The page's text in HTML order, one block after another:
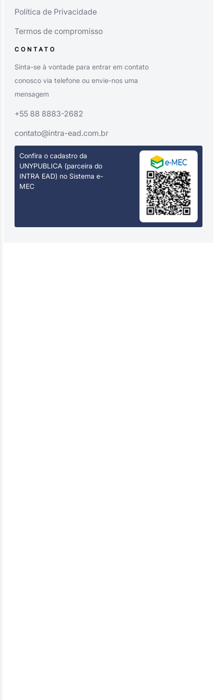
Política de Privacidade
Termos de compromisso
CONTATO
Sinta-se à vontade para entrar em contato
conosco via telefone ou envie-nos uma
mensagem
+55 88 8883-2682
contato@intra-ead.com.br
Confira o cadastro da
UNYPUBLICA (parceira do
INTRA EAD) no Sistema e-
MEC